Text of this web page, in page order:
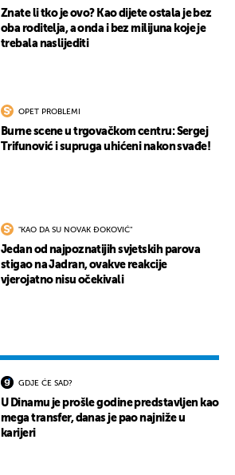
Znate li tko je ovo? Kao dijete ostala je bez
oba roditelja, a onda i bez milijuna koje je
trebala naslijediti
OPET PROBLEMI
Burne scene u trgovačkom centru: Sergej
Trifunović i supruga uhićeni nakon svađe!
"KAO DA SU NOVAK ĐOKOVIĆ"
Jedan od najpoznatijih svjetskih parova
stigao na Jadran, ovakve reakcije
vjerojatno nisu očekivali
GDJE ĆE SAD?
U Dinamu je prošle godine predstavljen kao
mega transfer, danas je pao najniže u
karijeri